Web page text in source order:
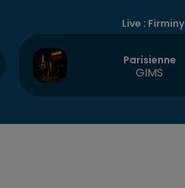
Live : Firminy
Parisienne
GIMS